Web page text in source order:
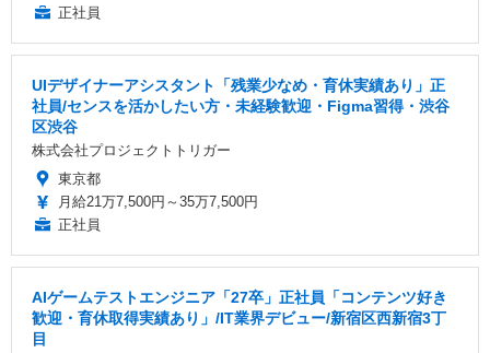
正社員
UIデザイナーアシスタント「残業少なめ・育休実績あり」正
社員/センスを活かしたい方・未経験歓迎・Figma習得・渋谷
区渋谷
株式会社プロジェクトトリガー
東京都
月給21万7,500円～35万7,500円
正社員
AIゲームテストエンジニア「27卒」正社員「コンテンツ好き
歓迎・育休取得実績あり」/IT業界デビュー/新宿区西新宿3丁
目